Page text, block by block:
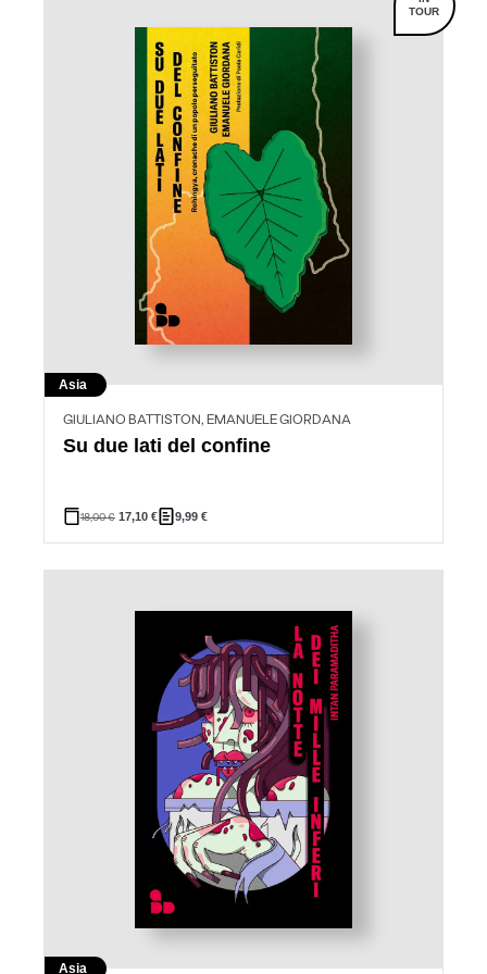
TOUR
Asia
GIULIANO BATTISTON, EMANUELE GIORDANA
Su due lati del confine
18,00€ 17,10 € 9,99 €
Asia